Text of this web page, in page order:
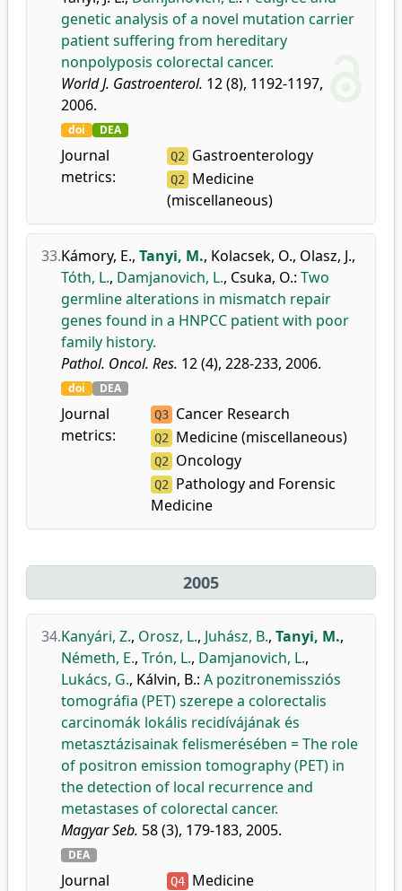
genetic analysis of a novel mutation carrier
patient suffering from hereditary
nonpolyposis colorectal cancer.
World J. Gastroenterol. 12 (8), 1192-1197,
2006.
doi DEA
Journal
metrics:
Q2 Gastroenterology
Q2 Medicine
(miscellaneous)
33.Kámory, E., Tanyi, M., Kolacsek, O., Olasz, J.,
Tóth, L., Damjanovich, L., Csuka, O.: Two
germline alterations in mismatch repair
genes found in a HNPCC patient with poor
family history.
Pathol. Oncol. Res. 12 (4), 228-233, 2006.
doi DEA
Journal
metrics:
Q3 Cancer Research
Q2 Medicine (miscellaneous)
Q2 Oncology
Q2 Pathology and Forensic
Medicine
2005
34.Kanyári, Z., Orosz, L., Juhász, B., Tanyi, M.,
Németh, E., Trón, L., Damjanovich, L.,
Lukács, G., Kálvin, B.: A pozitronemissziós
tomográfia (PET) szerepe a colorectalis
carcinomák lokális recidívájának és
metasztázisainak felismerésében = The role
of positron emission tomography (PET) in
the detection of local recurrence and
metastases of colorectal cancer.
Magyar Seb. 58 (3), 179-183, 2005.
DEA
Journal
Q4 Medicine